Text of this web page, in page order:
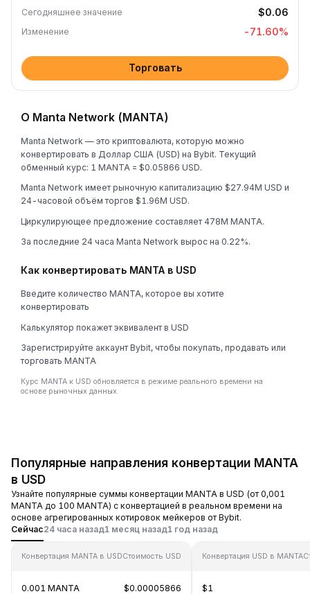
Сегодняшнее значение $0.06
Изменение -71.60%
Торговать
О Manta Network (MANTA)
Manta Network — это криптовалюта, которую можно
конвертировать в Доллар США (USD) на Bybit. Текущий
обменный курс: 1 MANTA = $0.05866 USD.
Manta Network имеет рыночную капитализацию $27.94M USD и
24-часовой объём торгов $1.96M USD.
Циркулирующее предложение составляет 478M MANTA.
За последние 24 часа Manta Network вырос на 0.22%.
Как конвертировать MANTA в USD
Введите количество MANTA, которое вы хотите
конвертировать
Калькулятор покажет эквивалент в USD
Зарегистрируйте аккаунт Bybit, чтобы покупать, продавать или
торговать MANTA
Курс MANTA к USD обновляется в режиме реального времени на
основе рыночных данных.
Популярные направления конвертации MANTA
в USD
Узнайте популярные суммы конвертации MANTA в USD (от 0,001
MANTA до 100 MANTA) с конвертацией в реальном времени на
основе агрегированных котировок мейкеров от Bybit.
Сейчас24 часа назад1 месяц назад1 год назад
Конвертация MANTA в USDСтоимость USD
0.001 MANTA $0.00005866
Конвертация USD в MANTA
$1